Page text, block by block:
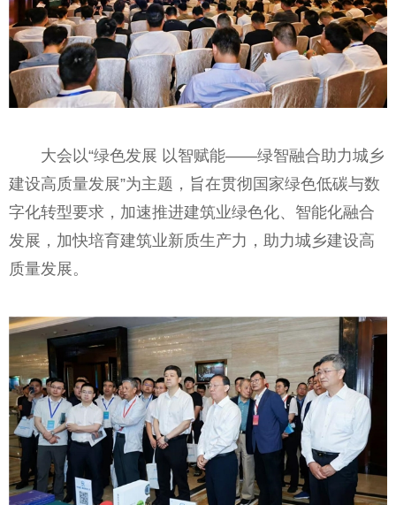
大会以“绿色发展 以智赋能——绿智融合助力城乡
建设高质量发展”为主题，旨在贯彻国家绿色低碳与数
字化转型要求，加速推进建筑业绿色化、智能化融合
发展，加快培育建筑业新质生产力，助力城乡建设高
质量发展。